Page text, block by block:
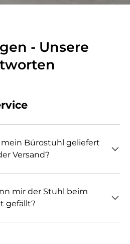
- Unsere
Bürostuhl geliefert
Versand?
mir der Stuhl beim
gefällt?